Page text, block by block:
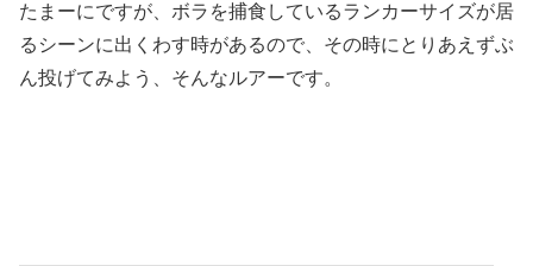
たまーにですが、ボラを捕食しているランカーサイズが居
るシーンに出くわす時があるので、その時にとりあえずぶ
ん投げてみよう、そんなルアーです。